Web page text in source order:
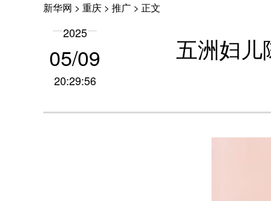
新华网 > 重庆 > 推广 > 正文
2025
05/09
20:29:56
五洲妇